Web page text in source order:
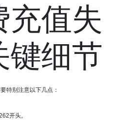
充值失
键细节
特别注意以下几点：
开头。